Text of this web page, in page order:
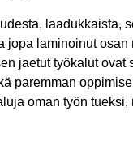
laadukkaista,
jopa laminoinut
jaetut työkalut
paremman
oman työn